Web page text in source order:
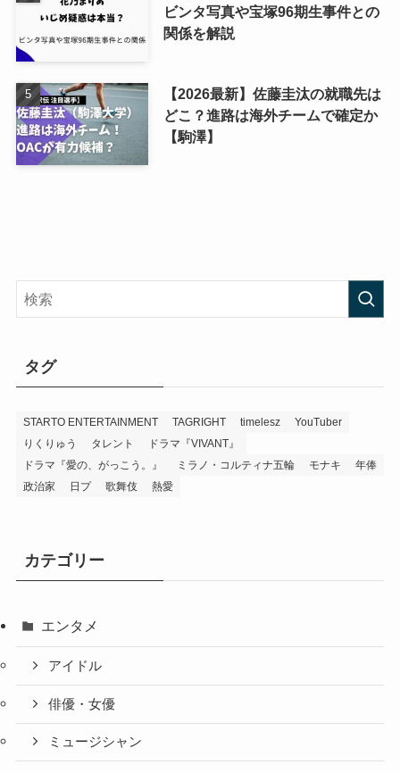
ビンタ写真や宝塚96期生事件との
関係を解説
【2026最新】佐藤圭汰の就職先は
どこ？進路は海外チームで確定か
【駒澤】
タグ
STARTO ENTERTAINMENT TAGRIGHT timelesz
YouTuber
りくりゅう
タレント
ドラマ『VIVANT』
ドラマ『愛の、がっこう。』
ミラノ・コルティナ五輪 モナキ
年俸
政治家
日プ 歌舞伎 熱愛
カテゴリー
エンタメ
アイドル
俳優・女優
ミュージシャン